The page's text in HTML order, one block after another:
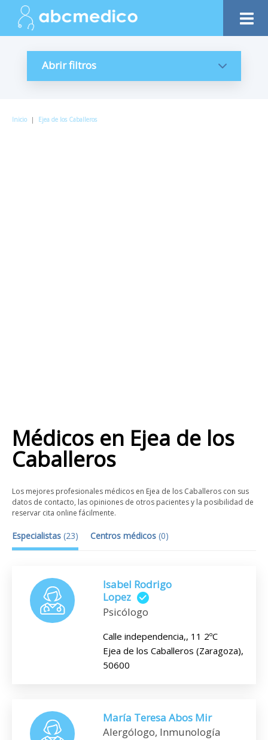
Abrir filtros
Inicio | Ejea de los Caballeros
Médicos en Ejea de los
Caballeros
Los mejores profesionales médicos en Ejea de los Caballeros con sus
datos de contacto, las opiniones de otros pacientes y la posibilidad de
reservar cita online fácilmente.
Especialistas (23) Centros médicos (0)
Isabel Rodrigo
Lopez
Psicólogo
Calle independencia,, 11 2ºC
Ejea de los Caballeros (Zaragoza),
50600
María Teresa Abos Mir
Alergólogo, Inmunología